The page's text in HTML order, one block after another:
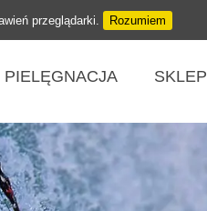
przeglądarki. Rozumiem
PIELĘGNACJA SKLEP